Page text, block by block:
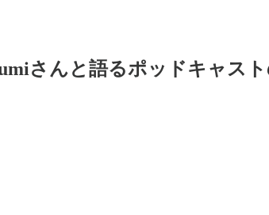
さんと語るポッドキャス